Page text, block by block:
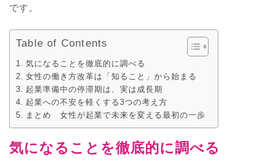
です。
Table of Contents
気になることを徹底的に調べる
女性の働き方改革は「知ること」から始まる
起業準備中の停滞期は、実は成長期
起業への不安を軽くする3つの考え方
まとめ 女性が起業で未来を変える最初の一歩
気になることを徹底的に調べる